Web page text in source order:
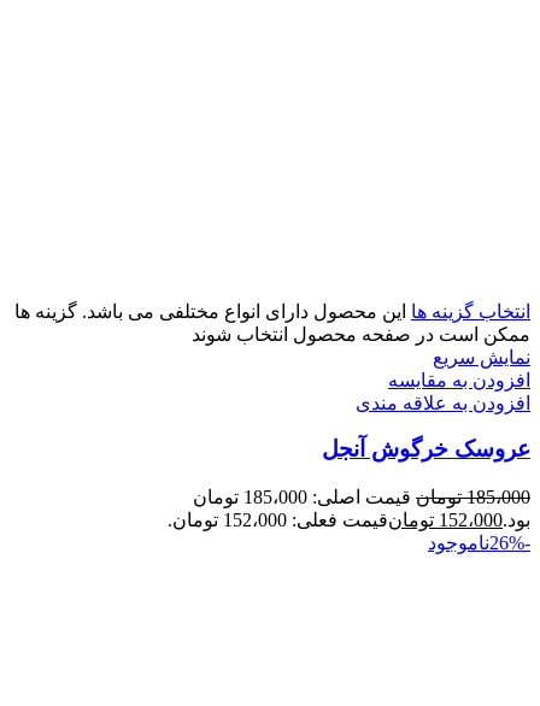
انتخاب گزینه ها این محصول دارای انواع مختلفی می باشد. گزینه ها
ممکن است در صفحه محصول انتخاب شوند
نمایش سریع
افزودن به مقایسه
افزودن به علاقه مندی
عروسک خرگوش آنجل
185،000 تومان
قیمت اصلی: 185،000 تومان
بود.152،000 تومانقیمت فعلی: 152،000 تومان.
-26%
ناموجود